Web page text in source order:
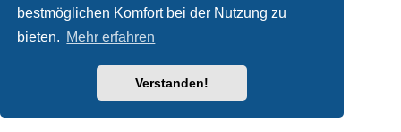
bestmöglichen Komfort bei der Nutzung zu
bieten. Mehr erfahren
Verstanden!